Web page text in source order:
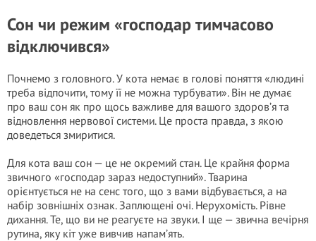
Сон чи режим «господар тимчасово
відключився»
Почнемо з головного. У кота немає в голові поняття «людині
треба відпочити, тому її не можна турбувати». Він не думає
про ваш сон як про щось важливе для вашого здоров’я та
відновлення нервової системи. Це проста правда, з якою
доведеться змиритися.
Для кота ваш сон — це не окремий стан. Це крайня форма
звичного «господар зараз недоступний». Тварина
орієнтується не на сенс того, що з вами відбувається, а на
набір зовнішніх ознак. Заплющені очі. Нерухомість. Рівне
дихання. Те, що ви не реагуєте на звуки. І ще — звична вечірня
рутина, яку кіт уже вивчив напам’ять.